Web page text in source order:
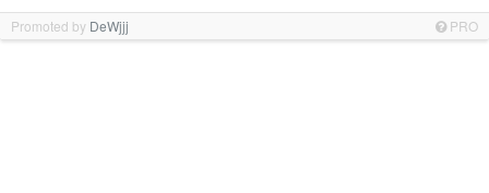
Promoted by DeWjjj PRO